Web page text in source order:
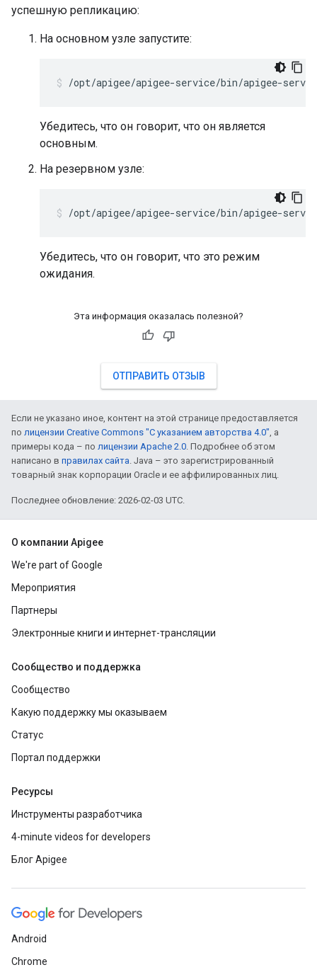
успешную репликацию:
На основном узле запустите:
/opt/apigee/apigee-service/bin/apigee-
Убедитесь, что он говорит, что он является
основным.
На резервном узле:
/opt/apigee/apigee-service/bin/apigee-
Убедитесь, что он говорит, что это режим
ожидания.
Эта информация оказалась полезной?
ОТПРАВИТЬ ОТЗЫВ
Если не указано иное, контент на этой странице предоставляется
по лицензии Creative Commons "С указанием авторства 4.0", а
примеры кода – по лицензии Apache 2.0. Подробнее об этом
написано в правилах сайта. Java – это зарегистрированный
товарный знак корпорации Oracle и ее аффилированных лиц.
Последнее обновление: 2026-02-03 UTC.
О компании Apigee
We're part of Google
Мероприятия
Партнеры
Электронные книги и интернет-трансляции
Сообщество и поддержка
Сообщество
Какую поддержку мы оказываем
Статус
Портал поддержки
Ресурсы
Инструменты разработчика
4-minute videos for developers
Блог Apigee
Android
Chrome